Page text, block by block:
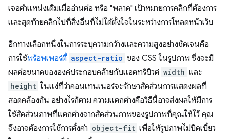
เจอตำแหน่งเดิมเมื่ออ่านต่อ หรือ "พลาด" เป้าหมายการคลิกที่ต้องการ
และสุดท้ายคลิกไปที่สิ่งอื่นที่ไม่ได้ตั้งใจในระหว่างการโหลดหน้าเว็บ
อีกทางเลือกหนึ่งในการระบุความกว้างและความสูงอย่างชัดเจนคือ
การใช้พร็อพเพอร์ตี้ aspect-ratio ของ CSS ในรูปภาพ ซึ่งจะมี
ผลต่อขนาดขององค์ประกอบคล้ายกับแอตทริบิวต์ width และ
height ในแง่ที่ว่าคอนเทนเนอร์จะรักษาสัดส่วนการแสดงผลที่
สอดคล้องกัน อย่างไรก็ตาม ความแตกต่างคือวิธีนี้อาจส่งผลให้มีการ
ใช้สัดส่วนภาพที่แตกต่างจากสัดส่วนภาพของรูปภาพที่คุณให้ไว้ คุณ
จึงอาจต้องการใช้การตั้งค่า object-fit เพื่อให้รูปภาพไม่บิดเบี้ยว